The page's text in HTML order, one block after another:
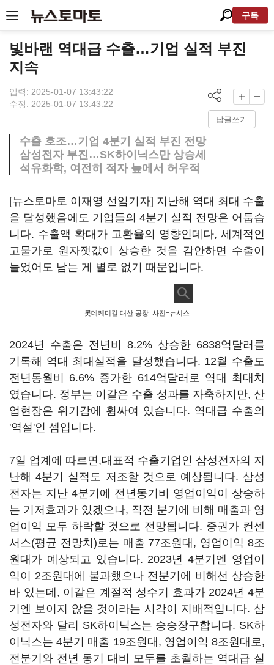
구독
빛바랜 역대급 수출…기업 실적 부진
지속
입력: 2025-01-07 13:43:22
수정: 2025-01-07 13:43:22
답글쓰기
수출 호조…기업 4분기 실적 부진 전망
삼성전자 부진…SK하이닉스만 상승세
석유화학, 여전히 적자 늪에서 허우적
[뉴스토마토 이재영 선임기자] 지난해 역대 최대 수출
을 달성했음에도 기업들의 4분기 실적 전망은 어둡습
니다. 수출액 확대가 고환율의 영향인데다, 세계적인
고물가로 원자잿값이 상승한 것을 감안하면 수출이
늘었어도 남는 게 별로 없기 때문입니다.
롯데케미칼 대산 공장. 사진=뉴시스
2024년 수출은 전년비 8.2% 상승한 6838억달러를
기록해 역대 최대실적을 달성했습니다. 12월 수출도
전년동월비 6.6% 증가한 614억달러로 역대 최대치
였습니다. 정부는 이같은 수출 성과를 자축하지만, 산
업현장은 위기감에 휩싸여 있습니다. 역대급 수출의
'역설'인 셈입니다.
7일 업계에 따르면,대표적 수출기업인 삼성전자의 지
난해 4분기 실적도 저조할 것으로 예상됩니다. 삼성
전자는 지난 4분기에 전년동기비 영업이익이 상승하
는 기저효과가 있겠으나, 직전 분기에 비해 매출과 영
업이익 모두 하락할 것으로 전망됩니다. 증권가 컨센
서스(평균 전망치)로는 매출 77조원대, 영업이익 8조
원대가 예상되고 있습니다. 2023년 4분기엔 영업이
익이 2조원대에 불과했으나 전분기에 비해선 상승한
바 있는데, 이같은 계절적 성수기 효과가 2024년 4분
기엔 보이지 않을 것이라는 시각이 지배적입니다. 삼
성전자와 달리 SK하이닉스는 승승장구합니다. SK하
이닉스는 4분기 매출 19조원대, 영업이익 8조원대로,
전분기와 전년 동기 대비 모두를 초월하는 역대급 실